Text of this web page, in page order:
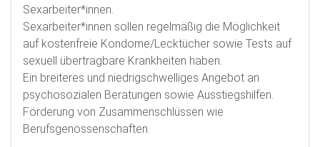
Sexarbeiter*innen.
Sexarbeiter*innen sollen regelmäßig die Möglichkeit
auf kostenfreie Kondome/Lecktücher sowie Tests auf
sexuell übertragbare Krankheiten haben.
Ein breiteres und niedrigschwelliges Angebot an
psychosozialen Beratungen sowie Ausstiegshilfen.
Förderung von Zusammenschlüssen wie
Berufsgenossenschaften.